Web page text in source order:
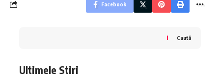
Facebook
Caută
Ultimele Stiri